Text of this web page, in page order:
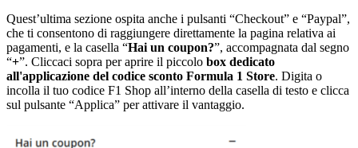
Quest’ultima sezione ospita anche i pulsanti “Checkout” e “Paypal”,
che ti consentono di raggiungere direttamente la pagina relativa ai
pagamenti, e la casella “Hai un coupon?”, accompagnata dal segno
“+”. Cliccaci sopra per aprire il piccolo box dedicato
all'applicazione del codice sconto Formula 1 Store. Digita o
incolla il tuo codice F1 Shop all’interno della casella di testo e clicca
sul pulsante “Applica” per attivare il vantaggio.